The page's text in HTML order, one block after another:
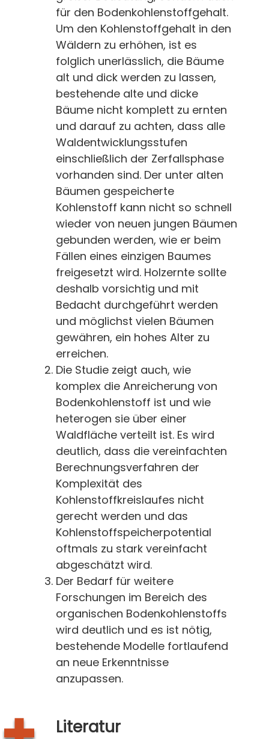
für den Bodenkohlenstoffgehalt.
Um den Kohlenstoffgehalt in den
Wäldern zu erhöhen, ist es
folglich unerlässlich, die Bäume
alt und dick werden zu lassen,
bestehende alte und dicke
Bäume nicht komplett zu ernten
und darauf zu achten, dass alle
Waldentwicklungsstufen
einschließlich der Zerfallsphase
vorhanden sind. Der unter alten
Bäumen gespeicherte
Kohlenstoff kann nicht so schnell
wieder von neuen jungen Bäumen
gebunden werden, wie er beim
Fällen eines einzigen Baumes
freigesetzt wird. Holzernte sollte
deshalb vorsichtig und mit
Bedacht durchgeführt werden
und möglichst vielen Bäumen
gewähren, ein hohes Alter zu
erreichen.
Die Studie zeigt auch, wie
komplex die Anreicherung von
Bodenkohlenstoff ist und wie
heterogen sie über einer
Waldfläche verteilt ist. Es wird
deutlich, dass die vereinfachten
Berechnungsverfahren der
Komplexität des
Kohlenstoffkreislaufes nicht
gerecht werden und das
Kohlenstoffspeicherpotential
oftmals zu stark vereinfacht
abgeschätzt wird.
Der Bedarf für weitere
Forschungen im Bereich des
organischen Bodenkohlenstoffs
wird deutlich und es ist nötig,
bestehende Modelle fortlaufend
an neue Erkenntnisse
anzupassen.
Literatur